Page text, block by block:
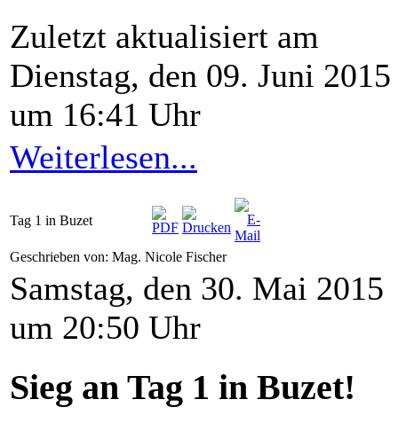
Zuletzt aktualisiert am
Dienstag, den 09. Juni 2015
um 16:41 Uhr
Weiterlesen...
Tag 1 in Buzet
Geschrieben von: Mag. Nicole Fischer
Samstag, den 30. Mai 2015
um 20:50 Uhr
Sieg an Tag 1 in Buzet!